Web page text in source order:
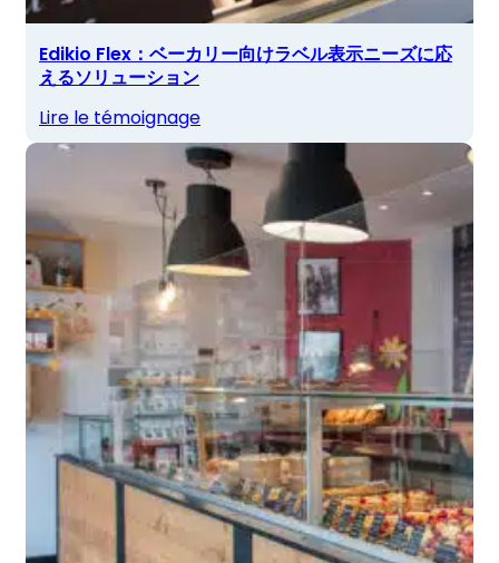
Edikio Flex：ベーカリー向けラベル表示ニーズに応
えるソリューション
Lire le témoignage